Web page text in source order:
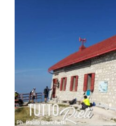
Rifugio Massimo